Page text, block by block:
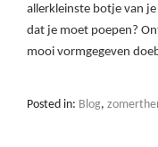
allerkleinste botje van
dat je moet poepen?
mooi vormgegeven
Posted in: Blog,